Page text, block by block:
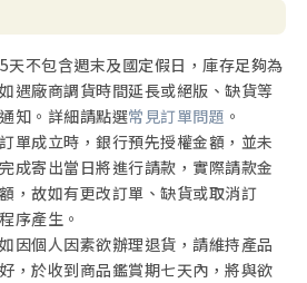
天不包含週末及國定假日，庫存足夠為
遇廠商調貨時間延長或絕版、缺貨等
知。詳細請點選常見訂單問題 。
單成立時，銀行預先授權金額，並未
成寄出當日將進行請款，實際請款金
，故如有更改訂單、缺貨或取消訂
序產生。
因個人因素欲辦理退貨，請維持產品
，於收到商品鑑賞期七天內，將與欲